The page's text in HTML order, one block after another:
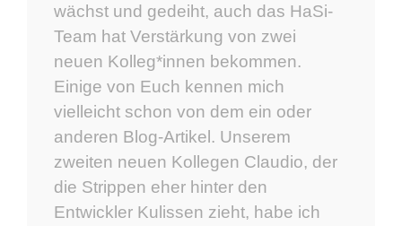
wächst und gedeiht, auch das HaSi-
Team hat Verstärkung von zwei
neuen Kolleg*innen bekommen.
Einige von Euch kennen mich
vielleicht schon von dem ein oder
anderen Blog-Artikel. Unserem
zweiten neuen Kollegen Claudio, der
die Strippen eher hinter den
Entwickler Kulissen zieht, habe ich